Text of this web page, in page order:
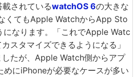
されているwatchOS 6の大きな
くてもApple WatchからApp Sto
になります。「これでApple Watc
スタマイズできるようになる」
たが、Apple Watch側からアプ
めにiPhoneが必要なケースが多い